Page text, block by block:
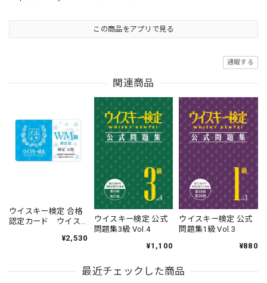
この商品をアプリで見る
通報する
関連商品
ウイスキー検定 合格
認定カード ウイス
（WM)級【申込期
下旬】
¥2,530
ウイスキー検定 公式
問題集3級 Vol.4
¥1,100
ウイスキー検定 公式
問題集1級 Vol.3
¥880
最近チェックした商品